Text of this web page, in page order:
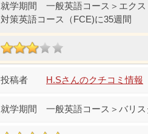
一般英語コース＞エク
対策英語コース（FCE)に35週間
H.Sさんのクチコミ情報
一般英語コース＞バリ